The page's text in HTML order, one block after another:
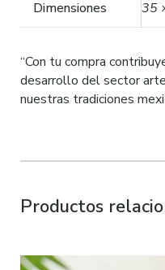
Dimensiones 35
“Con tu compra
desarrollo del sector
nuestras tradiciones
Productos